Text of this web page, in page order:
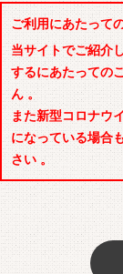
ご利用にあたって
当サイトでご紹介
するにあたっての
ん 。
また新型コロナウ
になっている場合
さい 。